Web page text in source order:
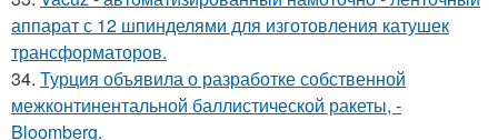
аппарат с 12 шпинделями для изготовления катушек
трансформаторов.
34. Турция объявила о разработке собственной
межконтинентальной баллистической ракеты, -
Bloomberg.